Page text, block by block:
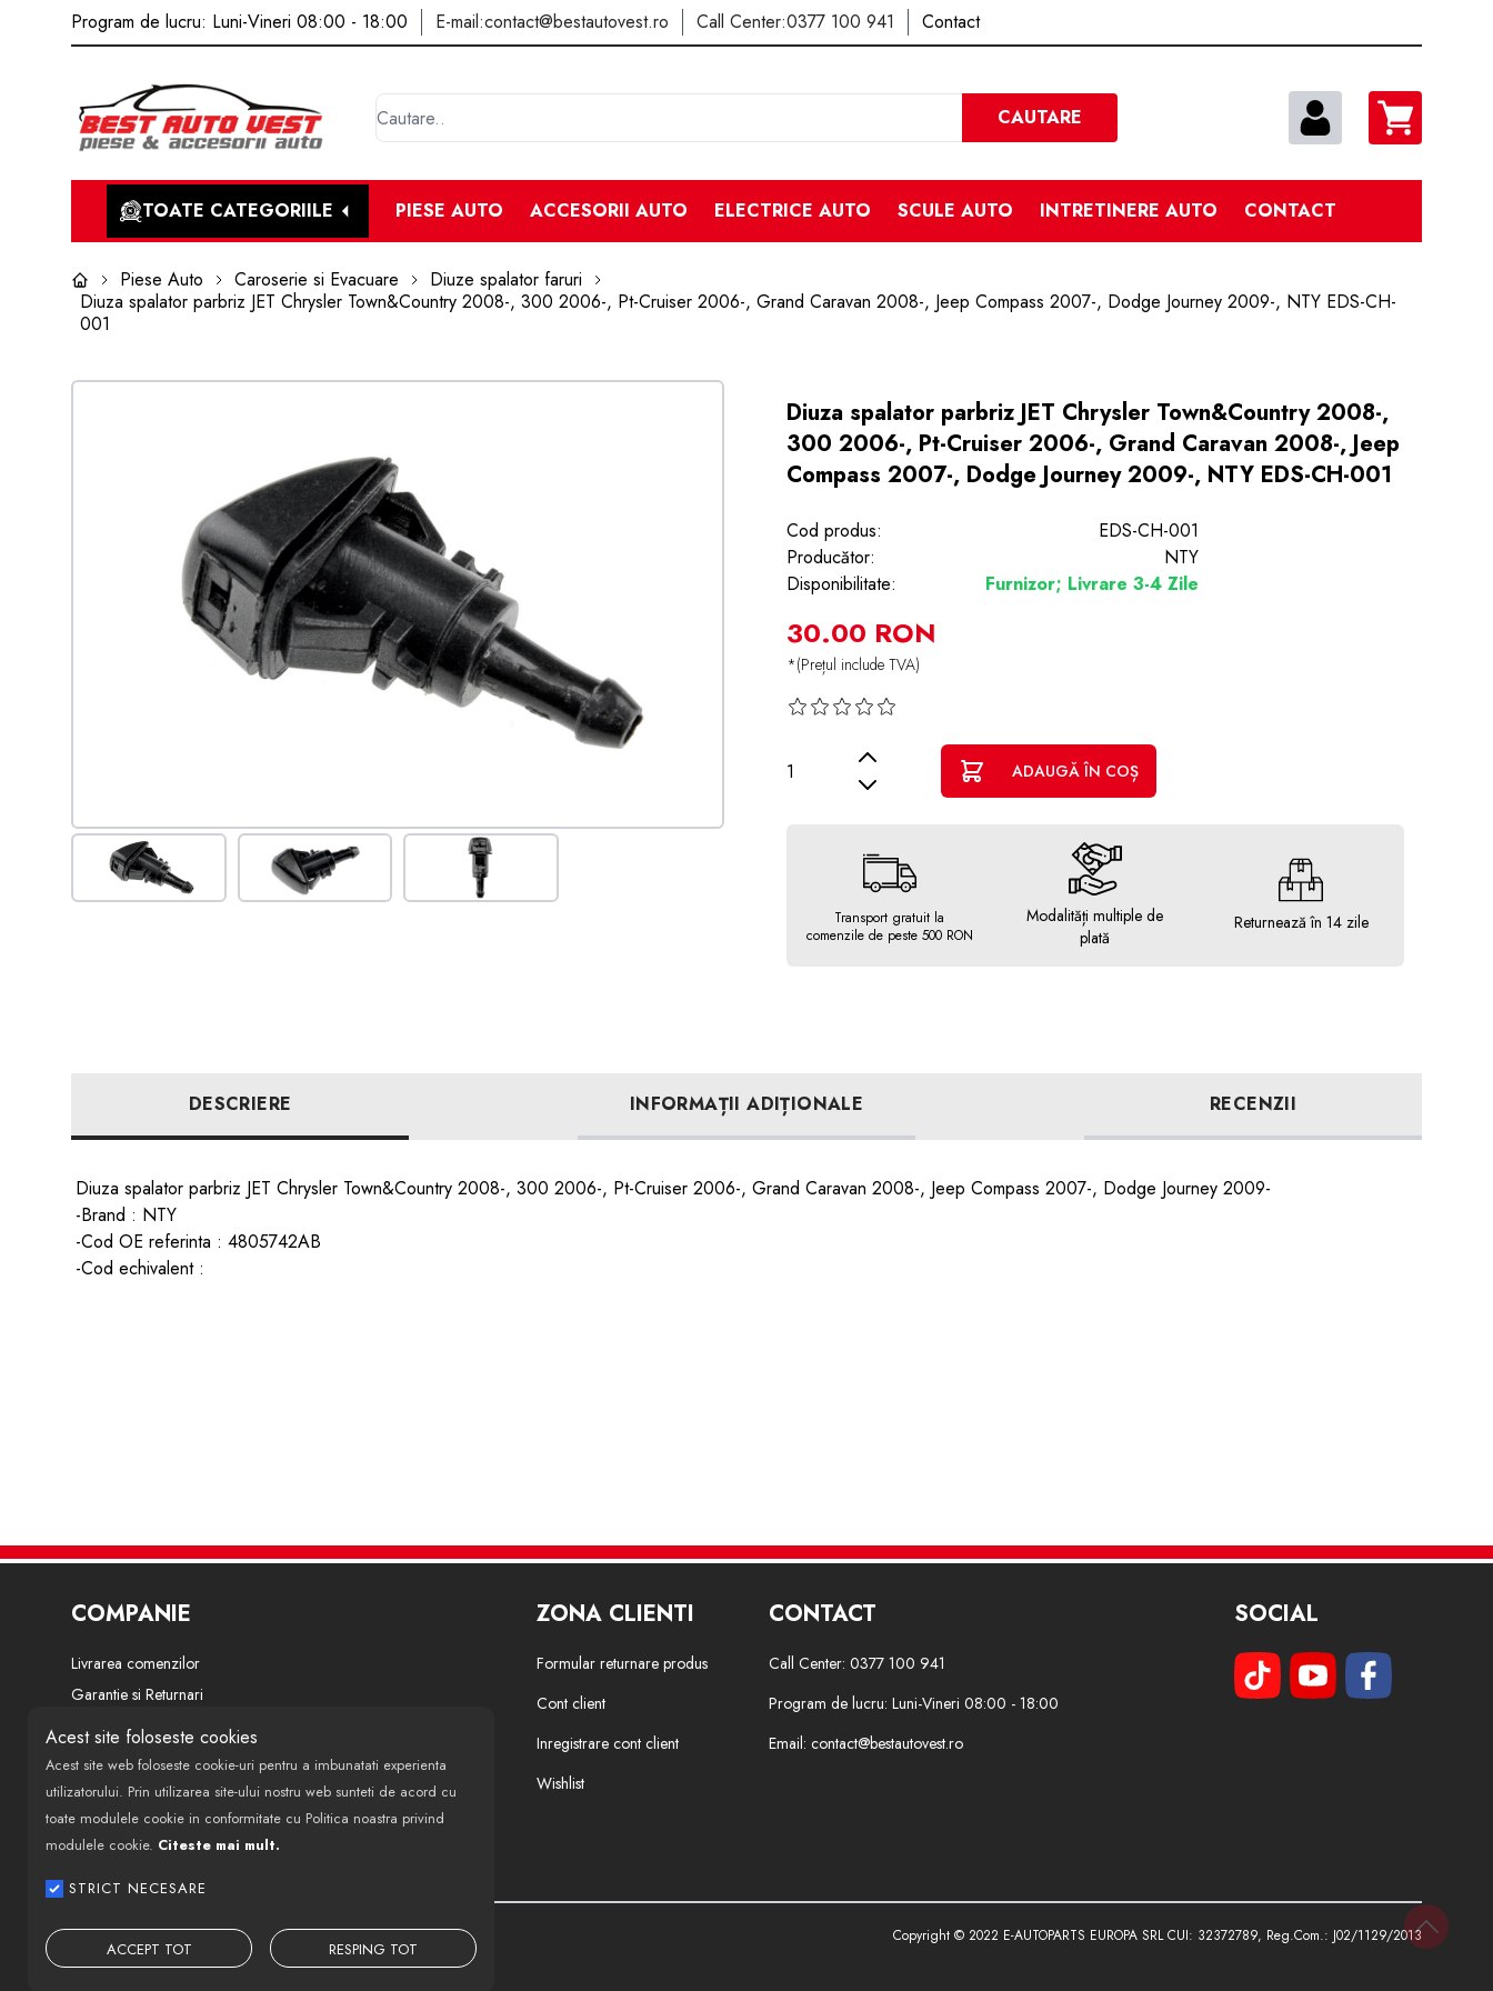
Acest site foloseste cookies
Acest site web foloseste cookie-uri pentru a imbunatati experienta
utilizatorului. Prin utilizarea site-ului nostru web sunteti de acord cu
toate modulele cookie in conformitate cu Politica noastra privind
modulele cookie. Citeste mai mult.
STRICT NECESARE
ACCEPT TOT RESPING TOT
Program de lucru: Luni-Vineri 08:00 - 18:00 E-mail:contact@bestautovest.ro Call Center:0377 100 941 Contact
Cautare
CAUTARE
TOATE CATEGORIILE PIESE AUTO ACCESORII AUTO ELECTRICE AUTO SCULE AUTO INTRETINERE AUTO CONTACT
Piese Auto Caroserie si Evacuare
Diuze spalator faruri
Diuza spalator parbriz JET Chrysler Town&Country 2008-, 300 2006-, Pt-Cruiser 2006-, Grand Caravan 2008-, Jeep Compass 2007-, Dodge Journey 2009-, NTY EDS-CH-
001
Diuza spalator parbriz JET Chrysler Town&Country 2008-,
300 2006-, Pt-Cruiser 2006-, Grand Caravan 2008-, Jeep
Compass 2007-, Dodge Journey 2009-, NTY EDS-CH-001
Cod produs:
EDS-CH-001
Producător:
NTY
Disponibilitate:
Furnizor; Livrare 3-4 Zile
30.00 RON
*(Prețul include TVA)
ADAUGĂ ÎN COȘ
Transport gratuit la
comenzile de peste 500 RON
Modalități multiple de
plată
Returnează în 14 zile
DESCRIERE INFORMAȚII ADIȚIONALE RECENZII
Diuza spalator parbriz JET Chrysler Town&Country 2008-, 300 2006-, Pt-Cruiser 2006-, Grand Caravan 2008-, Jeep Compass 2007-, Dodge Journey 2009-
-Brand : NTY
-Cod OE referinta : 4805742AB
-Cod echivalent :
COMPANIE
Livrarea comenzilor
Garantie si Returnari
Termeni si conditii
Politica de confidentialitate
Despre noi
Modalitati de finantare si plata
Politica de utilizare cookie-uri
ANPC
ZONA CLIENTI
Formular returnare produs
Cont client
Inregistrare cont client
Wishlist
CONTACT
Call Center: 0377 100 941
Program de lucru: Luni-Vineri 08:00 - 18:00
Email: contact@bestautovest.ro
SOCIAL
Copyright © 2022 E-AUTOPARTS EUROPA SRL CUI: 32372789, Reg.Com.: J02/1129/2013